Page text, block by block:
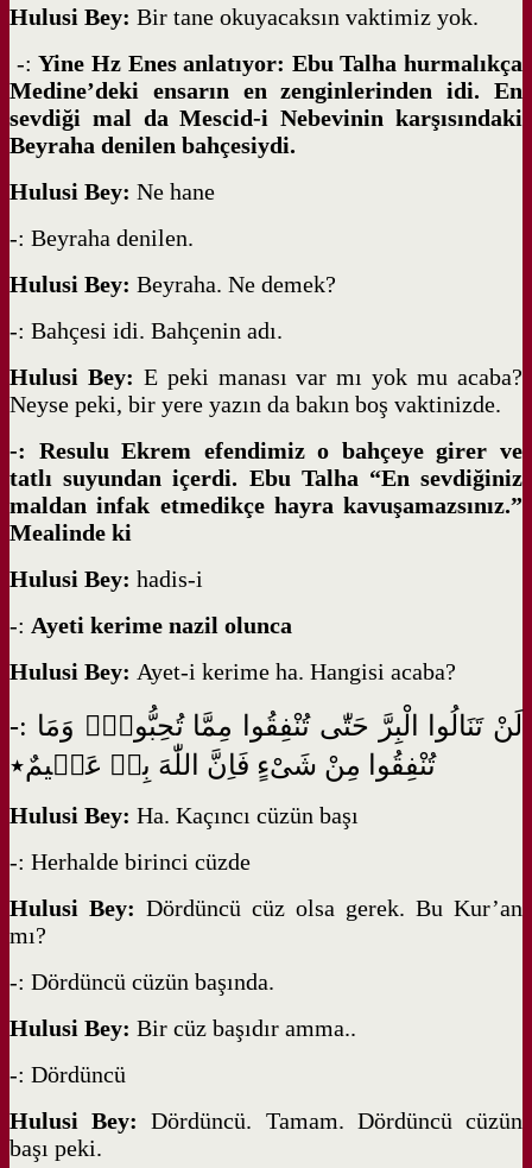
Hulusi Bey: Bir tane okuyacaksın vaktimiz yok.
-:Yine Hz Enes anlatıyor: Ebu Talha hurmalıkça
Medine’deki ensarın en zenginlerinden idi. En
sevdiği mal da Mescid-i Nebevinin karşısındaki
Beyraha denilen bahçesiydi.
Hulusi Bey: Ne hane
-: Beyraha denilen.
Hulusi Bey: Beyraha. Ne demek?
-: Bahçesi idi. Bahçenin adı.
Hulusi Bey: E peki manası var mı yok mu acaba?
Neyse peki, bir yere yazın da bakın boş vaktinizde.
-: Resulu Ekrem efendimiz o bahçeye girer ve
tatlı suyundan içerdi. Ebu Talha “En sevdiğiniz
maldan infak etmedikçe hayra kavuşamazsınız.”
Mealinde ki
Hulusi Bey: hadis-i
-: Ayeti kerime nazil olunca
Hulusi Bey: Ayet-i kerime ha. Hangisi acaba?
-: لَنْ تَنَالُوا الْبِرَّ حَتّٰى تُنْفِقُوا مِمَّا تُحِبُّونَۜ وَمَا
تُنْفِقُوا مِنْ شَىْءٍ فَاِنَّ اللّٰهَ بِه۪ عَل۪يمٌ٭
Hulusi Bey: Ha. Kaçıncı cüzün başı
-: Herhalde birinci cüzde
Hulusi Bey: Dördüncü cüz olsa gerek. Bu Kur’an
mı?
-: Dördüncü cüzün başında.
Hulusi Bey: Bir cüz başıdır amma..
-: Dördüncü
Hulusi Bey: Dördüncü. Tamam. Dördüncü cüzün
başı peki.